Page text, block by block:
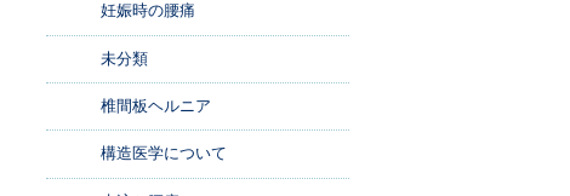
妊娠時の腰痛
未分類
椎間板ヘルニア
構造医学について